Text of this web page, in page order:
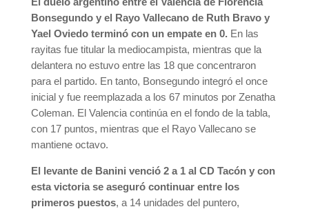
Bonsegundo y el Rayo Vallecano de Ruth Bravo y
Yael Oviedo terminó con un empate en 0. En las
rayitas fue titular la mediocampista, mientras que la
delantera no estuvo entre las 18 que concentraron
para el partido. En tanto, Bonsegundo integró el once
inicial y fue reemplazada a los 67 minutos por Zenatha
Coleman. El Valencia continúa en el fondo de la tabla,
con 17 puntos, mientras que el Rayo Vallecano se
mantiene octavo.
El levante de Banini venció 2 a 1 al CD Tacón y con
esta victoria se aseguró continuar entre los
primeros puestos, a 14 unidades del puntero,